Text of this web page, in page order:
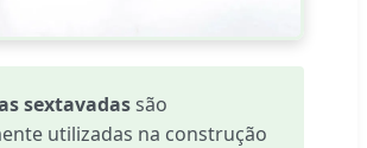
sextavadassão
utilizadas na construção